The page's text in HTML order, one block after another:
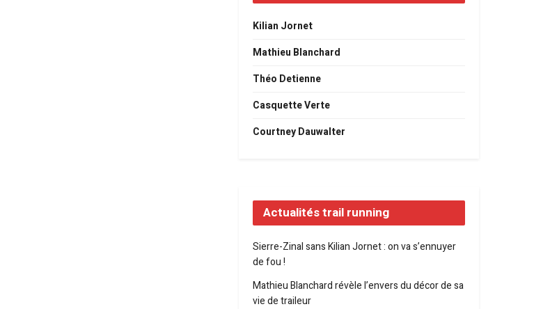
Kilian Jornet
Mathieu Blanchard
Théo Detienne
Casquette Verte
Courtney Dauwalter
Actualités trail running
Sierre-Zinal sans Kilian Jornet : on va s’ennuyer
de fou !
Mathieu Blanchard révèle l’envers du décor de sa
vie de traileur